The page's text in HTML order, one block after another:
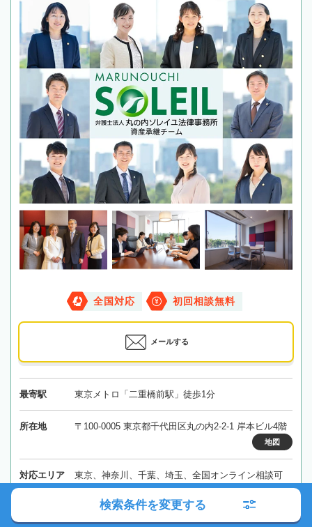
全国対応 初回相談無料
メールする
最寄駅 東京メトロ「二重橋前駅」徒歩1分
所在地 〒100-0005 東京都千代田区丸の内2-2-1 岸本ビル4階
地図
対応エリア 東京、神奈川、千葉、埼玉、全国オンライン相談可
千代田区 日比谷駅
検索条件を変更する